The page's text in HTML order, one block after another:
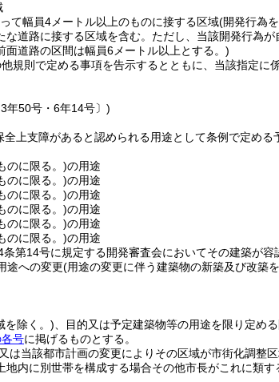
て幅員4メートル以上のものに接する区域(開発行為
道路に接する区域を含む。ただし、当該開発行為
道路の区間は幅員6メートル以上とする。)
規則で定める事項を告示するとともに、当該指定に
年50号・6年14号〕)
上支障があると認められる用途として条例で定める
のに限る。)の用途
のに限る。)の用途
のに限る。)の用途
のに限る。)の用途
のに限る。)の用途
のに限る。)の用途
第14号に規定する開発審査会においてその建築が容
途への変更(用途の変更に伴う建築物の新築及び改築
を除く。) 、目的又は予定建築物等の用途を限り定め
号に掲げるものとする。
当該都市計画の変更によりその区域が市街化調整
内に別世帯を構成する場合その他市長がこれに類す